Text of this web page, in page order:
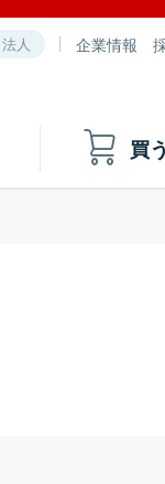
法人 企業情報
買う